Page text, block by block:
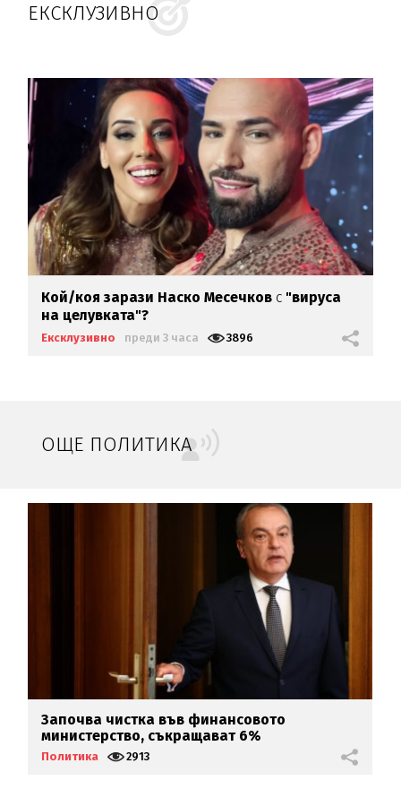
ЕКСКЛУЗИВНО
Кой/коя зарази Наско Месечков с "вируса
на целувката"?
Ексклузивно преди 3 часа 3896
ОЩЕ ПОЛИТИКА
Започва чистка във финансовото
министерство, съкращават 6%
Политика 2913